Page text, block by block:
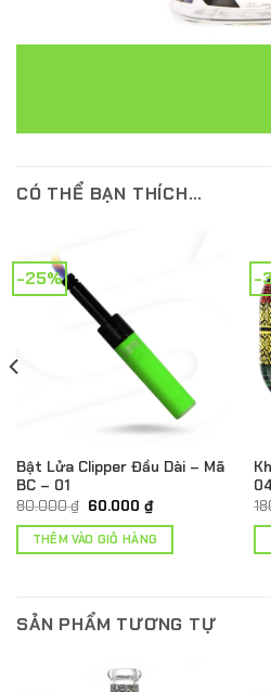
CÓ THỂ BẠN THÍCH…
-25%
Bật Lửa Clipper Đầu Dài – Mã
BC – 01
80.000₫ Giá
là:
80.000 ₫.
60.000 ₫Giá
hiện
tại
là:
THÊM VÀO GIỎ HÀNG
-
04
SẢN PHẨM TƯƠNG TỰ